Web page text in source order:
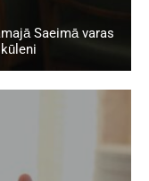
Saeimā varas